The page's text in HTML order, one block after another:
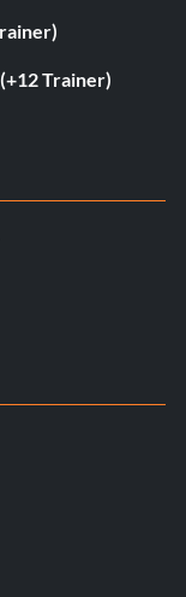
Trainer)